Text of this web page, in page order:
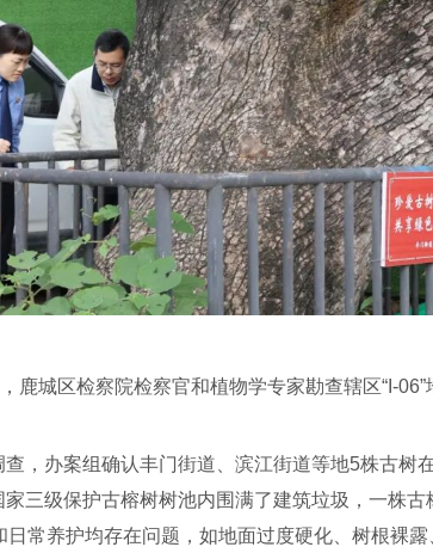
鹿城区检察院检察官和植物学专家勘查辖区“I-06”
，办案组确认丰门街道、滨江街道等地5株古树
三级保护古榕树树池内围满了建筑垃圾，一株
常养护均存在问题，如地面过度硬化、树根裸